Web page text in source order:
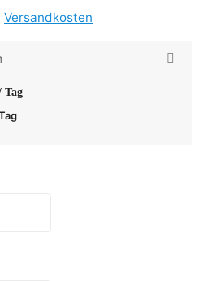
Versandkosten
Tag